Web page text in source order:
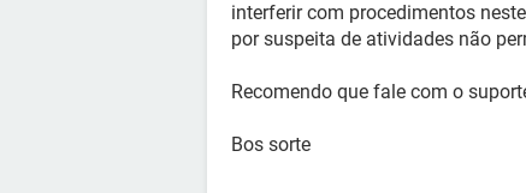
interferir com procedimentos
por suspeita de atividades não
Recomendo que fale com o
Bos sorte